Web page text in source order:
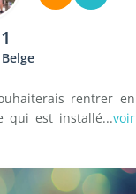
rentrer en
qui est installé...voir